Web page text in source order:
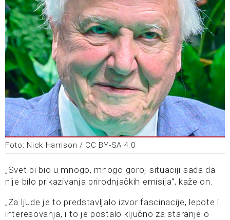
Foto: Nick Harrison / CC BY-SA 4.0
„Svet bi bio u mnogo, mnogo goroj situaciji sada da
nije bilo prikazivanja prirodnjačkih emisija“, kaže on.
„Za ljude je to predstavljalo izvor fascinacije, lepote i
interesovanja, i to je postalo ključno za staranje o